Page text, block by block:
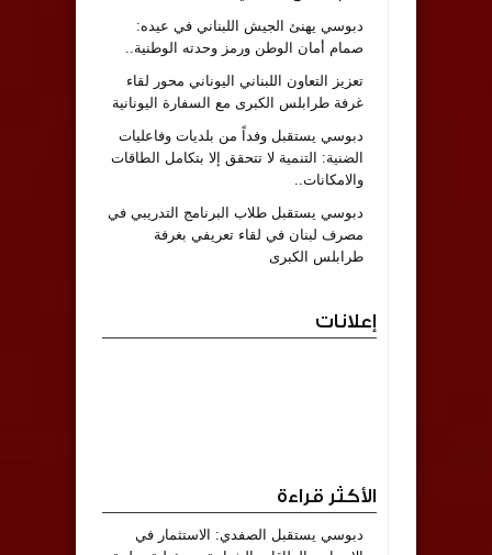
دبوسي يهنئ الجيش اللبناني في عيده:
صمام أمان الوطن ورمز وحدته الوطنية..
تعزيز التعاون اللبناني اليوناني محور لقاء
غرفة طرابلس الكبرى مع السفارة اليونانية
دبوسي يستقبل وفداً من بلديات وفاعليات
الضنية: التنمية لا تتحقق إلا بتكامل الطاقات
والامكانات..
دبوسي يستقبل طلاب البرنامج التدريبي في
مصرف لبنان في لقاء تعريفي بغرفة
طرابلس الكبرى
إعلانات
الأكثر قراءة
دبوسي يستقبل الصفدي: الاستثمار في